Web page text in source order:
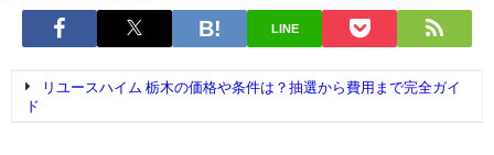
LINE
リユースハイム 栃木の価格や条件は？抽選から費用まで完全ガイ
ド